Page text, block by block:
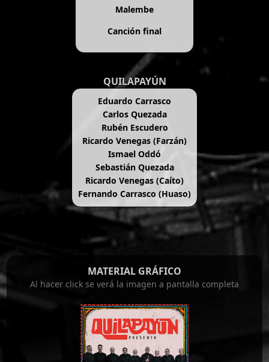
Malembe
Canción final
QUILAPAYÚN
Eduardo Carrasco
Carlos Quezada
Rubén Escudero
Ricardo Venegas (Farzán)
Ismael Oddó
Sebastián Quezada
Ricardo Venegas (Caíto)
Fernando Carrasco (Huaso)
MATERIAL GRÁFICO
Al hacer click se verá la imagen a pantalla completa